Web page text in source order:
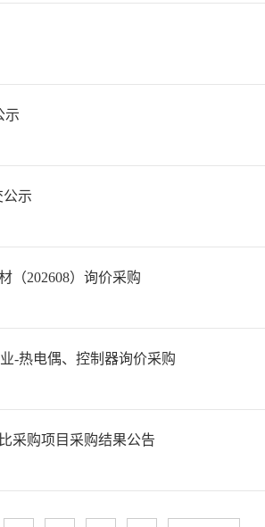
示
公示
（202608）询价采购
-热电偶、控制器询价采购
采购项目采购结果公告